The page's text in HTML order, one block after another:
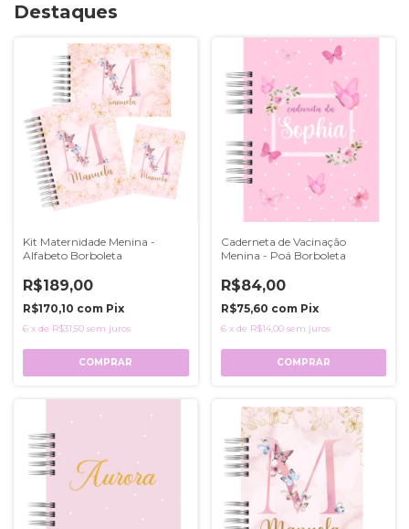
Destaques
Kit Maternidade Menina -
Alfabeto Borboleta
R$189,00
R$170,10 com Pix
6 x de R$31,50 sem juros
COMPRAR
Caderneta de Vacinação
Menina - Poá Borboleta
R$84,00
R$75,60 com Pix
6 x de R$14,00 sem juros
COMPRAR